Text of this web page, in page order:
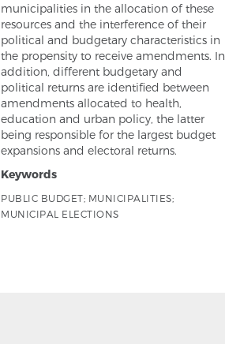
municipalities in the allocation of these
resources and the interference of their
political and budgetary characteristics in
the propensity to receive amendments. In
addition, different budgetary and
political returns are identified between
amendments allocated to health,
education and urban policy, the latter
being responsible for the largest budget
expansions and electoral returns.
Keywords
PUBLIC BUDGET; MUNICIPALITIES;
MUNICIPAL ELECTIONS